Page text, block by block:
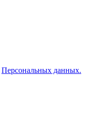
Персональных данных.